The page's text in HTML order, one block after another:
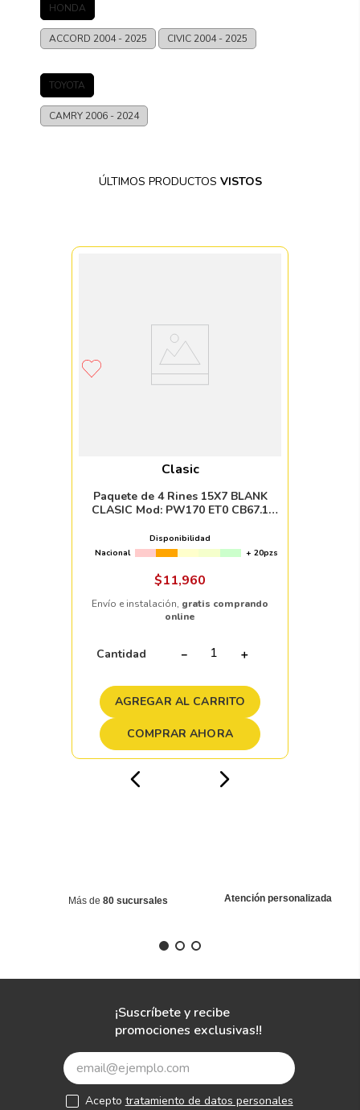
HONDA
ACCORD 2004 - 2025 CIVIC 2004 - 2025
TOYOTA
CAMRY 2006 - 2024
ÚLTIMOS PRODUCTOS VISTOS
Clasic
Paquete de 4 Rines 15X7 BLANK
CLASIC Mod: PW170 ET0 CB67.1
MACHINED LIP
Disponibilidad
Nacional
+ 20pzs
$11,960
Envío e instalación, gratis comprando
online
Cantidad ＋
－
AGREGAR AL CARRITO
COMPRAR AHORA
Más de 80 sucursales Atención personalizada
¡Suscríbete y recibe
promociones exclusivas!!
Acepto tratamiento de datos personales